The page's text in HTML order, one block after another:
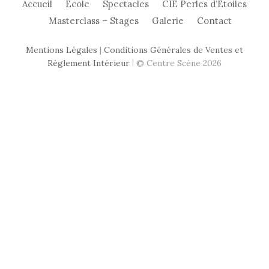
Accueil École Spectacles
CIE Perles d’Etoiles
Masterclass – Stages
Galerie Contact
Mentions Légales | Conditions Générales de Ventes et
Règlement Intérieur | © Centre Scène 2026